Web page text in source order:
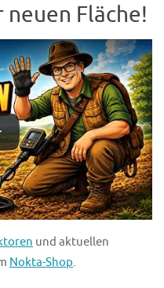
Fläche!
und aktuellen
Nokta-Shop.